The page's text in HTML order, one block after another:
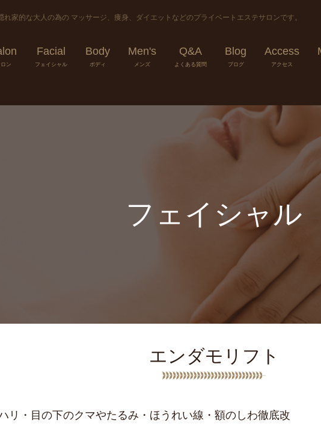
家的な大人の為の マッサージ、痩身、ダイエットなどのプライベートエステサロンです。
ン
Facial
フェイシャル
Body
ボディ
Men's
メンズ
Q&A
よくある質問
Blog
ブログ
Access
アクセス
フェイシャル
エンダモリフト
リ・目の下のクマやたるみ・ほうれい線・額のしわ徹底改